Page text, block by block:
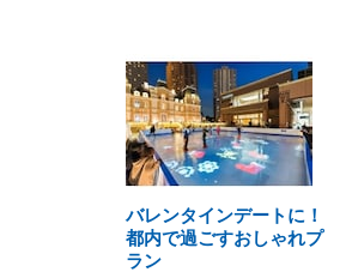
バレンタインデートに！
都内で過ごすおしゃれプ
ラン